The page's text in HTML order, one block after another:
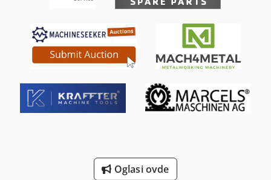
brzi hod: 6m/min. Prečnik alata: 130mm/100mm,
alata: 6kg. Dimenzije mašine: cca
3150mm/3750mm/2150mm, težina: cca 3600kg,
upravljanje: Heidenhain 432. Dostupna dokumentacija.
Pregled na licu mesta je moguć. Crsdpfx Ahoxu I Atjusf
Oglasi ovde